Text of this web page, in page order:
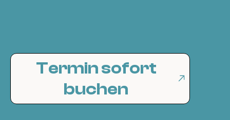
Termin sofort
buchen